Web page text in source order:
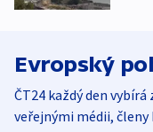
Evropský
ČT24 každý den
veřejnými médii, členy